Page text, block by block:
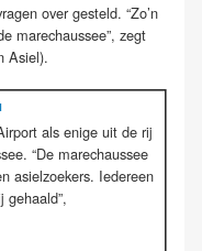
over gesteld. “Zo’n
marechaussee”, zegt
Asiel).
als enige uit de rij
“De marechaussee
asielzoekers. Iedereen
gehaald”,